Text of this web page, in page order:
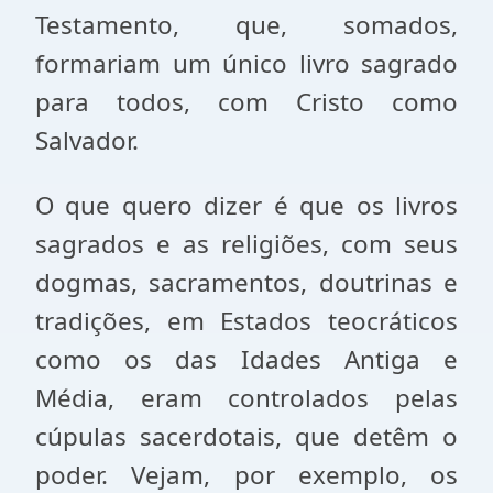
Testamento, que, somados,
formariam um único livro sagrado
para todos, com Cristo como
Salvador.
O que quero dizer é que os livros
sagrados e as religiões, com seus
dogmas, sacramentos, doutrinas e
tradições, em Estados teocráticos
como os das Idades Antiga e
Média, eram controlados pelas
cúpulas sacerdotais, que detêm o
poder. Vejam, por exemplo, os